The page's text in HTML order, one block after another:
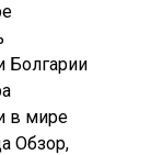
Болгарии
в мире
Обзор,